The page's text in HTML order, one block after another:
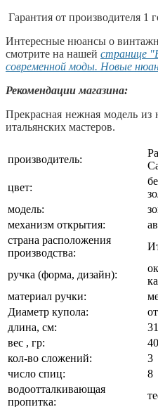
Гарантия от производителя 1
Интересные нюансы о
смотрите на нашей странице
современной моды. Новые
Рекомендации магазина:
Прекрасная нежная модель из
итальянских мастеров.
производитель:
цвет:
модель:
механизм открытия:
страна расположения
производства:
ручка (форма, дизайн):
материал ручки:
Диаметр купола:
длина, см:
31
вес , гр:
кол-во сложений:
3
число спиц:
8
водоотталкивающая
пропитка: